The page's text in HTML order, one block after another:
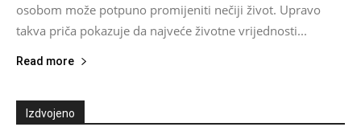
osobom može potpuno promijeniti nečiji život. Upravo
takva priča pokazuje da najveće životne vrijednosti...
Read more
Izdvojeno